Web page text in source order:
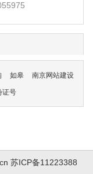
如皋 南京网站建设
证号
苏ICP备11223388